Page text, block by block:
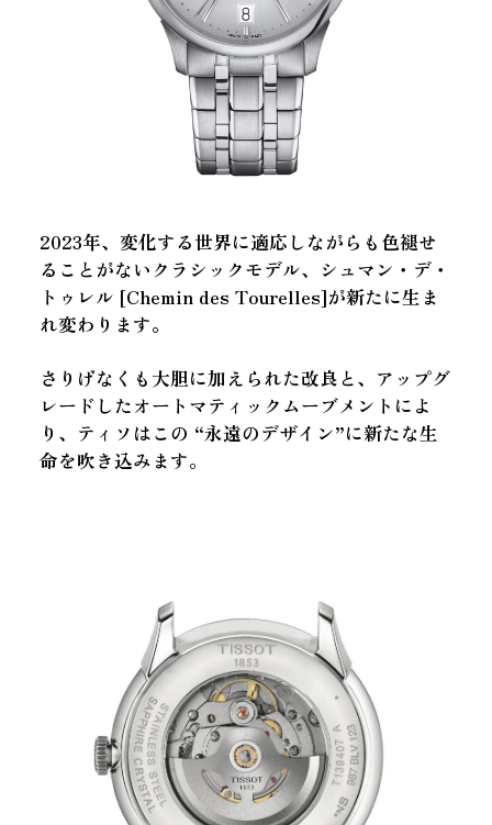
2023年、変化する世界に適応しながらも色褪せ
ることがないクラシックモデル、シュマン・デ・
トゥレル [Chemin des Tourelles]が新たに生ま
れ変わります。
さりげなくも大胆に加えられた改良と、アップグ
レードしたオートマティックムーブメントによ
り、ティソはこの “永遠のデザイン”に新たな生
命を吹き込みます。